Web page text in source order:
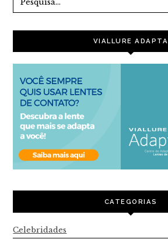
VIALLURE ADAPTA
CATEGORIAS
Celebridades